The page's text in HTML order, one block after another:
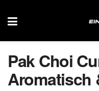
Pak Choi
Aromatisch